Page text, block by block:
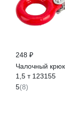
248 ₽
Чалочный
1,5 т 123155
5(8)